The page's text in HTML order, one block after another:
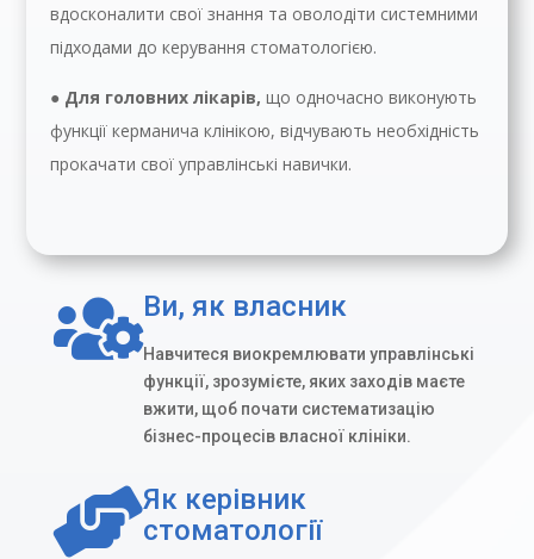
вдосконалити свої знання та оволодіти системними
підходами до керування стоматологією.
● Для головних лікарів, що одночасно виконують
функції керманича клінікою, відчувають необхідність
прокачати свої управлінські навички.
Ви, як власник
Навчитеся виокремлювати управлінські
функції, зрозумієте, яких заходів маєте
вжити, щоб почати систематизацію
бізнес-процесів власної клініки.
Як керівник
стоматології